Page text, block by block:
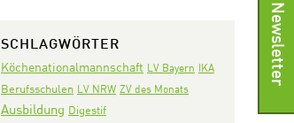
SCHLAGWÖRTER
Köchenationalmannschaft LV Bayern IKA
Berufsschulen LV NRW ZV des Monats
Ausbildung Digestif
Newsletter